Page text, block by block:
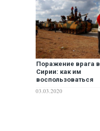
Поражение врага в
Сирии: как им
воспользоваться
03.03.2020